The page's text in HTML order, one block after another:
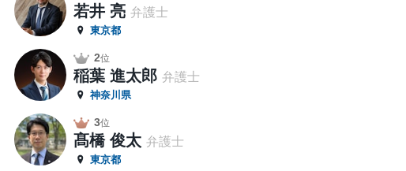
若井 亮 弁護士
東京都
2位
稲葉 進太郎 弁護士
神奈川県
3位
髙橋 俊太 弁護士
東京都